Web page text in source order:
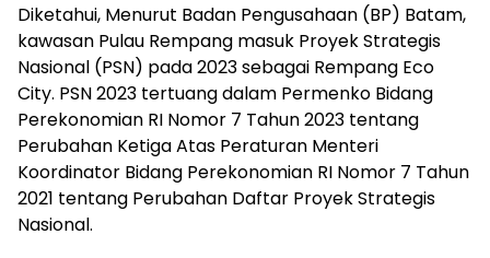
Diketahui, Menurut Badan Pengusahaan (BP) Batam,
kawasan Pulau Rempang masuk Proyek Strategis
Nasional (PSN) pada 2023 sebagai Rempang Eco
City. PSN 2023 tertuang dalam Permenko Bidang
Perekonomian RI Nomor 7 Tahun 2023 tentang
Perubahan Ketiga Atas Peraturan Menteri
Koordinator Bidang Perekonomian RI Nomor 7 Tahun
2021 tentang Perubahan Daftar Proyek Strategis
Nasional.